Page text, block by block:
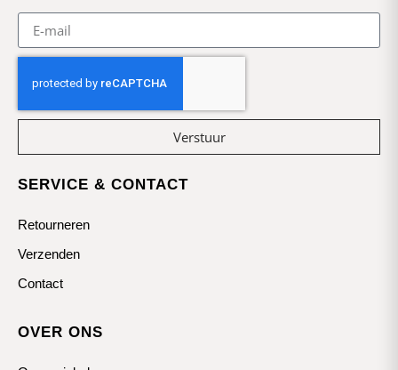
Verstuur
SERVICE & CONTACT
Retourneren
Verzenden
Contact
OVER ONS